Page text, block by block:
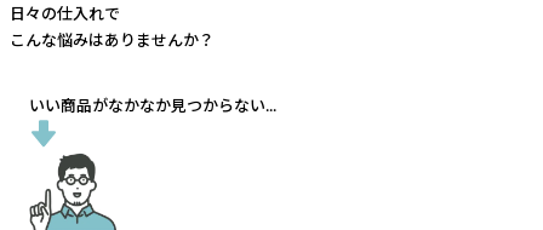
日々の仕入れで
こんな悩みはありませんか？
いい商品がなかなか見つからない...